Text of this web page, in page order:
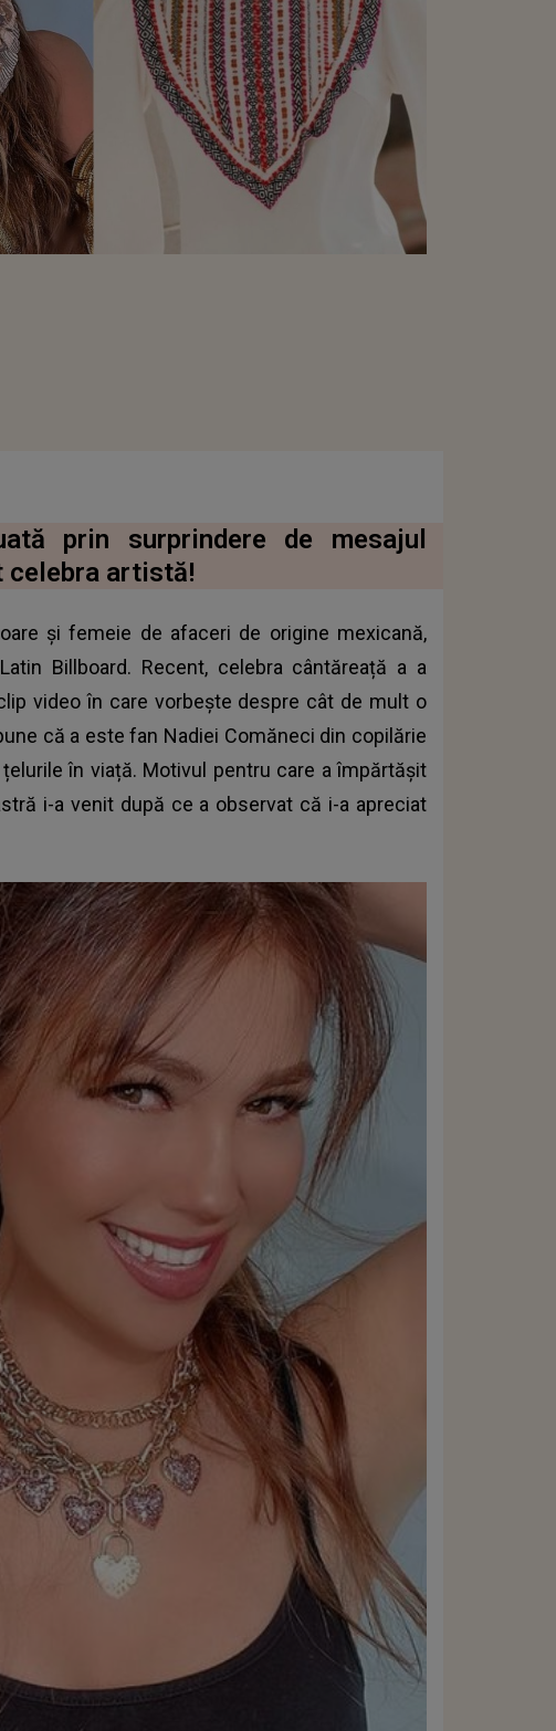
prin surprindere de mesajul
celebra artistă!
și femeie de afaceri de origine mexicană,
Billboard. Recent, celebra cântăreață a a
video în care vorbește despre cât de mult o
că a este fan Nadiei Comăneci din copilărie
în viață. Motivul pentru care a împărtășit
i-a venit după ce a observat că i-a apreciat